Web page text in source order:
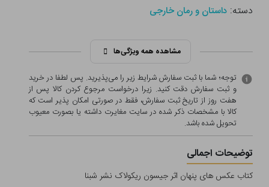
دسته:داستان و رمان خارجی
مشاهده همه ویژگی‌ها
توجه؛ شما با ثبت سفارش شرایط زیر را می‌پذیرید. پس لطفا در خرید
و ثبت سفارش دقت کنید. زیرا درخواست مرجوع کردن کالا پس از
هفت روز از تاریخ ثبت سفارش، فقط در صورتی امکان پذیر است که
کالا با مشخصات ذکر شده در سایت مغایرت داشته یا بصورت معيوب
تحویل شده باشد.
توضیحات اجمالی
کتاب عکس های پنهان اثر جیسون ریکولاک نشر شبنا